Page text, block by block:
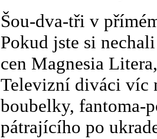
Šou-dva-tři v
Pokud jste si
cen Magnesia
Televizní diváci víc
boubelky, fantoma-
pátrajícího po